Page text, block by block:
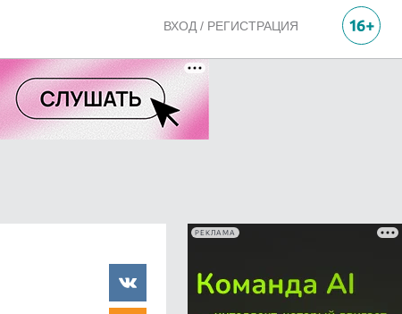
ВХОД / РЕГИСТРАЦИЯ
РЕКЛАМА